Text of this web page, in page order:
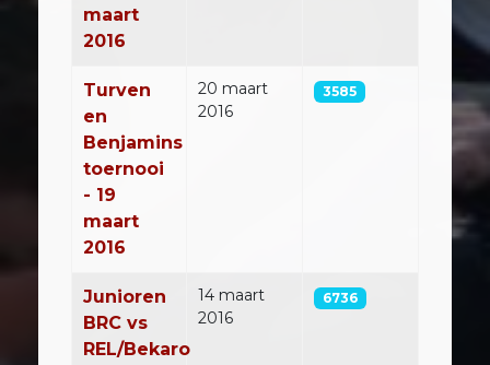
maart
2016
Turven
en
Benjamins
toernooi
- 19
maart
2016
20 maart
2016
3585
Junioren
BRC vs
REL/Bekaro
14 maart
2016
6736